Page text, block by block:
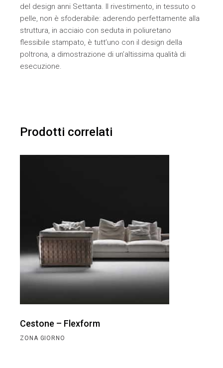
del design anni Settanta. Il rivestimento, in tessuto o
pelle, non è sfoderabile: aderendo perfettamente alla
struttura, in acciaio con seduta in poliuretano
flessibile stampato, è tutt’uno con il design della
poltrona, a dimostrazione di un’altissima qualità di
esecuzione.
Prodotti correlati
Cestone – Flexform
ZONA GIORNO